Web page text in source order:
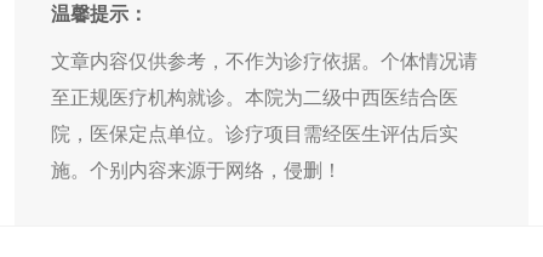
温馨提示：
文章内容仅供参考，不作为诊疗依据。个体情况请
至正规医疗机构就诊。本院为二级中西医结合医
院，医保定点单位。诊疗项目需经医生评估后实
施。个别内容来源于网络，侵删！